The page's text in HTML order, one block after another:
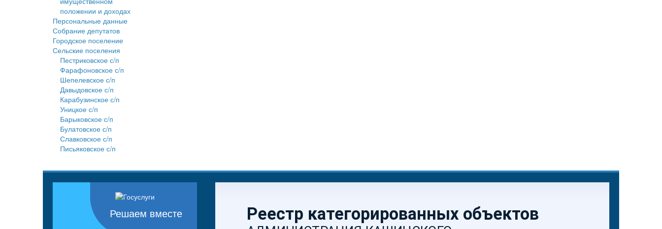
положении и доходах
Персональные данные
Собрание депутатов
Городское поселение
Сельские поселения
Пестриковское с/п
Фарафоновское с/п
Шепелевское с/п
Давыдовское с/п
Карабузинское с/п
Уницкое с/п
Барыковское с/п
Булатовское с/п
Славковское с/п
Письяковское с/п
Решаем вместе